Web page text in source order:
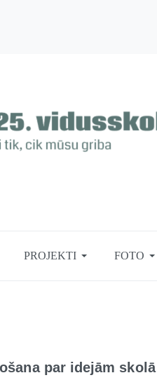
PROJEKTI FOTO
par idejām skolā